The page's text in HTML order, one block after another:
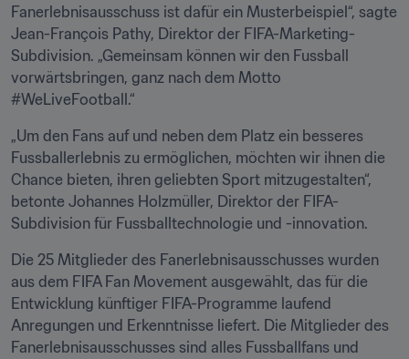
Fanerlebnisausschuss ist dafür ein Musterbeispiel“, sagte
Jean-François Pathy, Direktor der FIFA-Marketing-
Subdivision. „Gemeinsam können wir den Fussball
vorwärtsbringen, ganz nach dem Motto
#WeLiveFootball.“
„Um den Fans auf und neben dem Platz ein besseres
Fussballerlebnis zu ermöglichen, möchten wir ihnen die
Chance bieten, ihren geliebten Sport mitzugestalten“,
betonte Johannes Holzmüller, Direktor der FIFA-
Subdivision für Fussballtechnologie und -innovation.
Die 25 Mitglieder des Fanerlebnisausschusses wurden
aus dem FIFA Fan Movement ausgewählt, das für die
Entwicklung künftiger FIFA-Programme laufend
Anregungen und Erkenntnisse liefert. Die Mitglieder des
Fanerlebnisausschusses sind alles Fussballfans und